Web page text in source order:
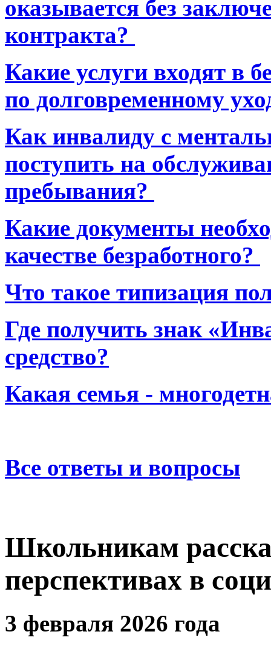
оказывается без
контракта?
Какие услуги входят в
по долговременному
Как инвалиду с
поступить на
пребывания?
Какие документы
качестве безработного?
Что такое типизация
Где получить знак
средство?
Какая семья -
Все ответы и вопросы
Школьникам
перспективах в
3 февраля 2026 года